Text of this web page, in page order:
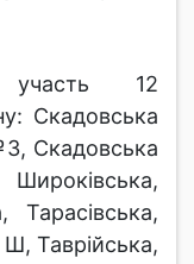
12
Скадовська
Скадовська
Тарасівська,
Таврійська,